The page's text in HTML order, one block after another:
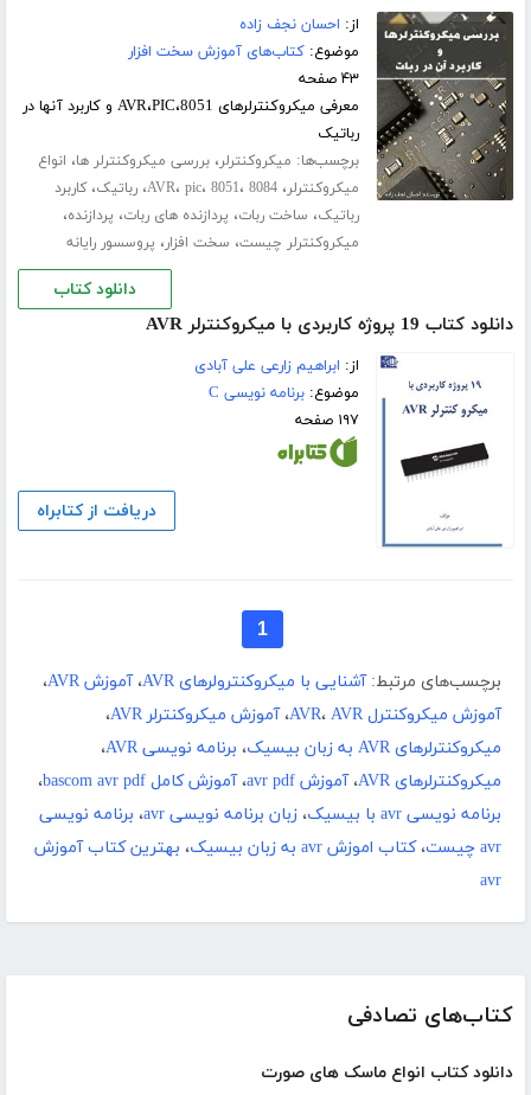
کتاب‌های تصادفی
دانلود کتاب انواع ماسک های صورت
از: احسان نجف زاده
موضوع:کتاب‌های آموزش سخت افزار
۴۳ صفحه
معرفی میکروکنترلرهای AVR،PIC،8051 و کاربرد آنها در
رباتیک
برچسب‌ها: میکروکنترلر،بررسی میکروکنترلر ها، انواع
میکروکنترلر، AVR، pic، 8051، 8084 ،رباتیک،کاربرد
رباتیک، ساخت ربات، پردازنده های ربات، پردازنده،
میکروکنترلر چیست، سخت افزار، پروسسور رایانه
دانلود کتاب
دانلود کتاب 19 پروژه کاربردی با میکروکنترلر AVR
از: ابراهیم زارعی علی آبادی
موضوع:برنامه نویسی C
۱۹۷ صفحه
دریافت از کتابراه
1
برچسب‌های مرتبط:آشنایی با میکروکنترولرهای AVR ،آموزش AVR
،
آموزش میکروکنترل AVR
، AVR ،آموزش میکروکنترلر AVR
،
میکروکنترلرهای AVR به زبان بیسیک
، برنامه نویسی AVR
،
میکروکنترلرهای AVR
،آموزش avr pdf ،آموزش کامل bascom avr pdf
،
برنامه نویسی avr با بیسیک
، زبان برنامه نویسی avr ، برنامه نویسی
avr چیست
،کتاب اموزش avr به زبان بیسیک ، بهترین کتاب آموزش
avr